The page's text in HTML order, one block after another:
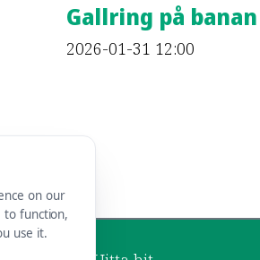
Gallring på banan
2026-01-31 12:00
on our
to function,
use it.